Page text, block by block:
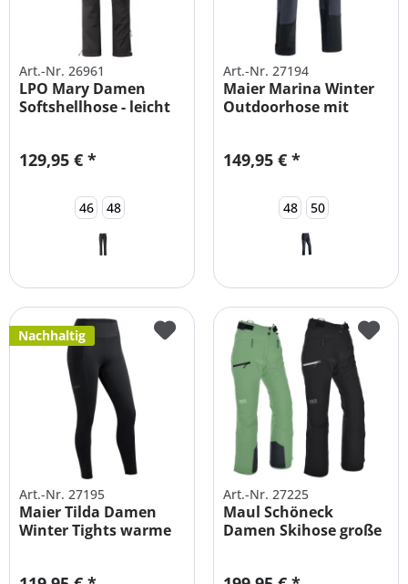
Art.-Nr. 26961
LPO Mary Damen
Softshellhose - leicht
129,95 € *
46 48
Art.-Nr. 27194
Maier Marina Winter
Outdoorhose mit
149,95 € *
48 50
Nachhaltig
Art.-Nr. 27195
Maier Tilda Damen
Winter Tights warme
Art.-Nr. 27225
Maul Schöneck
Damen Skihose große